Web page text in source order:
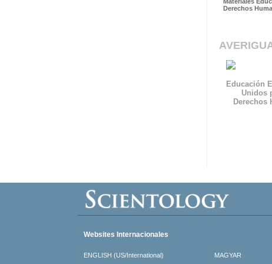
Derechos
Educación
Unidos
Derechos
Websites Internacionales
ENGLISH (US/International)
MAGYAR